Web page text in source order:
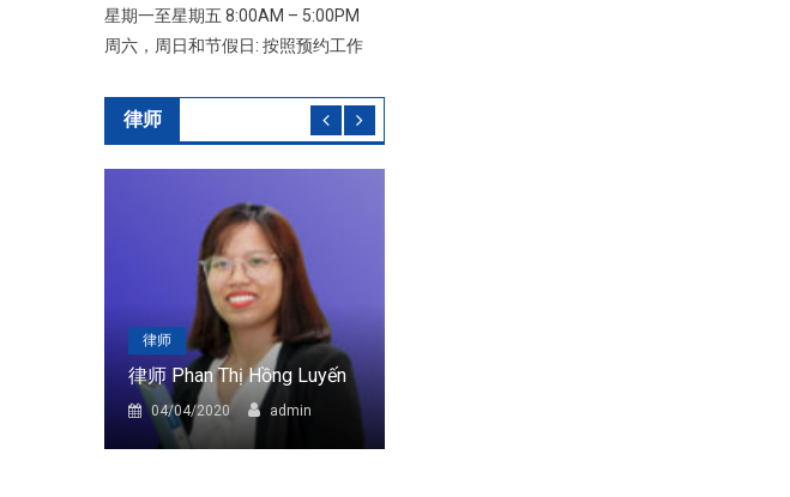
星期一至星期五 8:00AM – 5:00PM
周六，周日和节假日: 按照预约工作
律师
律师
律师 Phan Thị Hồng Luyến
04/04/2020 admin